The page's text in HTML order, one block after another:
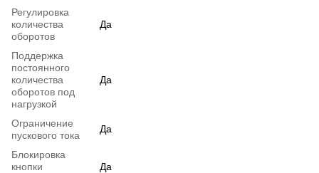
Регулировка
количества
оборотов
Да
Поддержка
постоянного
количества
оборотов под
нагрузкой
Да
Ограничение
пускового тока
Да
Блокировка
кнопки
Да